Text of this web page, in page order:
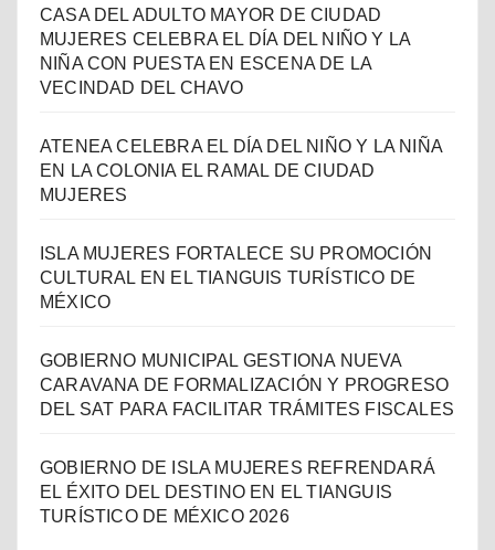
CASA DEL ADULTO MAYOR DE CIUDAD
MUJERES CELEBRA EL DÍA DEL NIÑO Y LA
NIÑA CON PUESTA EN ESCENA DE LA
VECINDAD DEL CHAVO
ATENEA CELEBRA EL DÍA DEL NIÑO Y LA NIÑA
EN LA COLONIA EL RAMAL DE CIUDAD
MUJERES
ISLA MUJERES FORTALECE SU PROMOCIÓN
CULTURAL EN EL TIANGUIS TURÍSTICO DE
MÉXICO
GOBIERNO MUNICIPAL GESTIONA NUEVA
CARAVANA DE FORMALIZACIÓN Y PROGRESO
DEL SAT PARA FACILITAR TRÁMITES FISCALES
GOBIERNO DE ISLA MUJERES REFRENDARÁ
EL ÉXITO DEL DESTINO EN EL TIANGUIS
TURÍSTICO DE MÉXICO 2026